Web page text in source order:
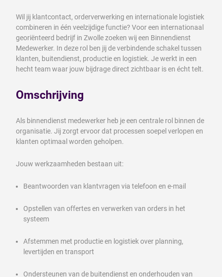
Wil jij klantcontact, orderverwerking en internationale logistiek
combineren in één veelzijdige functie? Voor een internationaal
georiënteerd bedrijf in Zwolle zoeken wij een Binnendienst
Medewerker. In deze rol ben jij de verbindende schakel tussen
klanten, buitendienst, productie en logistiek. Je werkt in een
hecht team waar jouw bijdrage direct zichtbaar is en écht telt.
Omschrijving
Als binnendienst medewerker heb je een centrale rol binnen de
organisatie. Jij zorgt ervoor dat processen soepel verlopen en
klanten optimaal worden geholpen.
Jouw werkzaamheden bestaan uit:
Beantwoorden van klantvragen via telefoon en e-mail
Opstellen van offertes en verwerken van orders in het
systeem
Afstemmen met productie en logistiek over planning,
levertijden en transport
Ondersteunen van de buitendienst en onderhouden van